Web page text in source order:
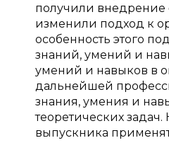
получили внедрение
изменили подход к
особенность этого
знаний, умений и
умений и навыков в
дальнейшей
знания, умения и
теоретических
выпускника